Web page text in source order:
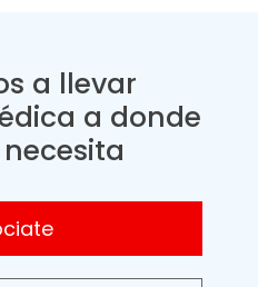
a llevar
a donde